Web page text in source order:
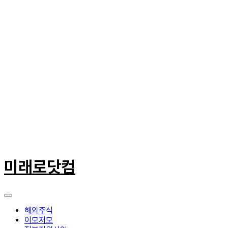
텐
츠
너
미래로닷컴
해외주식
이모저모